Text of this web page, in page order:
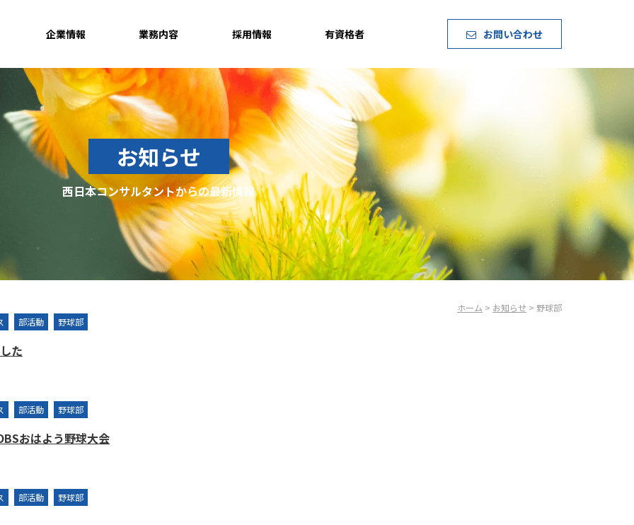
企業情報 業務内容 採用情報 有資格者 お問い合わせ
お知らせ
西日本コンサルタントからの最新情報
ホーム > お知らせ > 野球部
部活動 野球部
た
部活動 野球部
おはよう野球大会
部活動 野球部